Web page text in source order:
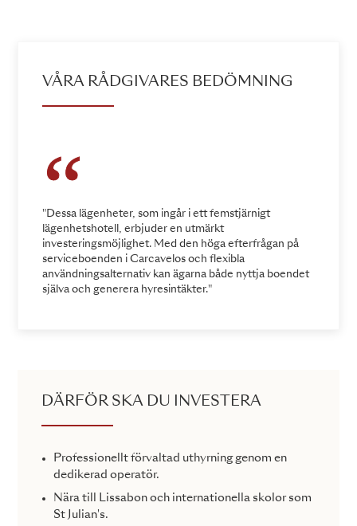
VÅRA RÅDGIVARES BEDÖMNING
"Dessa lägenheter, som ingår i ett femstjärnigt
lägenhetshotell, erbjuder en utmärkt
investeringsmöjlighet. Med den höga efterfrågan på
serviceboenden i Carcavelos och flexibla
användningsalternativ kan ägarna både nyttja boendet
själva och generera hyresintäkter."
DÄRFÖR SKA DU INVESTERA
Professionellt förvaltad uthyrning genom en
dedikerad operatör.
Nära till Lissabon och internationella skolor som
St Julian's.